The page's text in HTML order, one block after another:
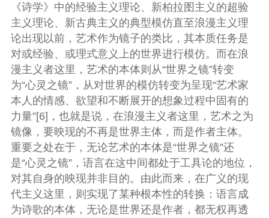
《诗学》中的经验主义理论、新柏拉图主义的超验
主义理论、新古典主义的典型模仿直至浪漫主义理
论出现以前，艺术作为镜子的类比，其本质任务是
对或经验、或理式意义上的世界进行模仿。而在浪
漫主义者这里，艺术的本体则从“世界之镜”转变
为“心灵之镜”，从对世界的模仿转变为呈现“艺术家
本人的情感、欲望和不断展开的想象过程中固有的
力量”[6]，也就是说，在浪漫主义者这里，艺术之为
镜像，要映现的不再是世界主体，而是作者主体。
重要之处在于，无论艺术的本体是“世界之镜”还
是“心灵之镜”，语言在这中间都处于工具论的地位，
对其自身的映现并非目的。由此而来，在广义的现
代主义这里，则实现了某种根本性的转换：语言成
为诗歌的本体，无论是世界还是作者，都无权再透